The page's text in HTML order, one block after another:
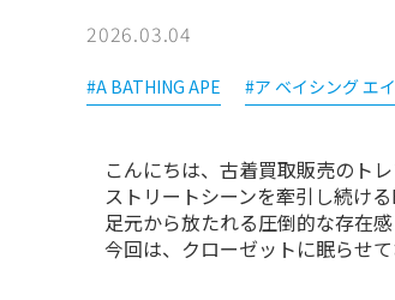
2026.03.04
#A BATHING APE #ア ベイシング エ
こんにちは、古着買取販売のト
ストリートシーンを牽引し続け
足元から放たれる圧倒的な存在
今回は、クローゼットに眠らせ